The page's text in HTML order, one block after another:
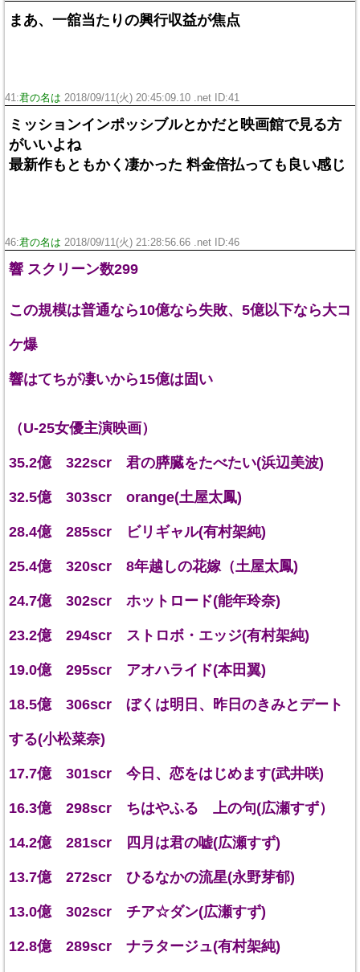
まあ、一舘当たりの興行収益が焦点
41:君の名は 2018/09/11(火) 20:45:09.10 .net ID:41
ミッションインポッシブルとかだと映画館で見る方
がいいよね
最新作もともかく凄かった 料金倍払っても良い感じ
46:君の名は 2018/09/11(火) 21:28:56.66 .net ID:46
響 スクリーン数299
この規模は普通なら10億なら失敗、5億以下なら大コ
ケ爆
響はてちが凄いから15億は固い
（U-25女優主演映画）
35.2億 322scr 君の膵臓をたべたい(浜辺美波)
32.5億 303scr orange(土屋太鳳)
28.4億 285scr ビリギャル(有村架純)
25.4億 320scr 8年越しの花嫁（土屋太鳳)
24.7億 302scr ホットロード(能年玲奈)
23.2億 294scr ストロボ・エッジ(有村架純)
19.0億 295scr アオハライド(本田翼)
18.5億 306scr ぼくは明日、昨日のきみとデート
する(小松菜奈)
17.7億 301scr 今日、恋をはじめます(武井咲)
16.3億 298scr ちはやふる 上の句(広瀬すず）
14.2億 281scr 四月は君の嘘(広瀬すず)
13.7億 272scr ひるなかの流星(永野芽郁)
13.0億 302scr チア☆ダン(広瀬すず)
12.8億 289scr ナラタージュ(有村架純)